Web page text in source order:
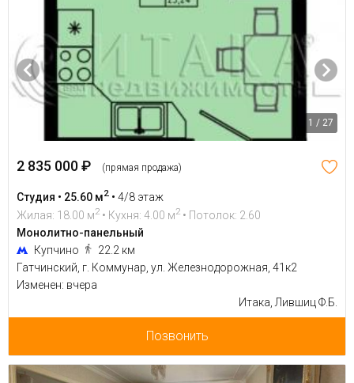
1 / 27
2 835 000 ₽ (прямая продажа)
Студия • 25.60 м2 • 4/8 этаж
Жилая: 18.00 м2 • Кухня: 4.00 м2 • Потолок: 2.60
Монолитно-панельный
Купчино
22.2 км
Гатчинский, г. Коммунар, ул. Железнодорожная, 41к2
Изменен: вчера
Итака, Лившиц Ф.Б.
Позвонить